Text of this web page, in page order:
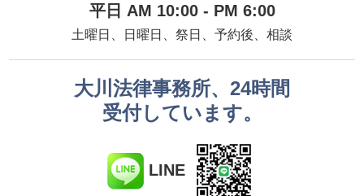
平日 AM 10:00 - PM 6:00
土曜日、日曜日、祭日、予約後、相談
大川法律事務所、24時間
受付しています。
LINE